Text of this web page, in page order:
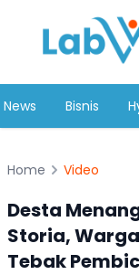
News Bisnis
Home Video
Desta
Storia,
Tebak